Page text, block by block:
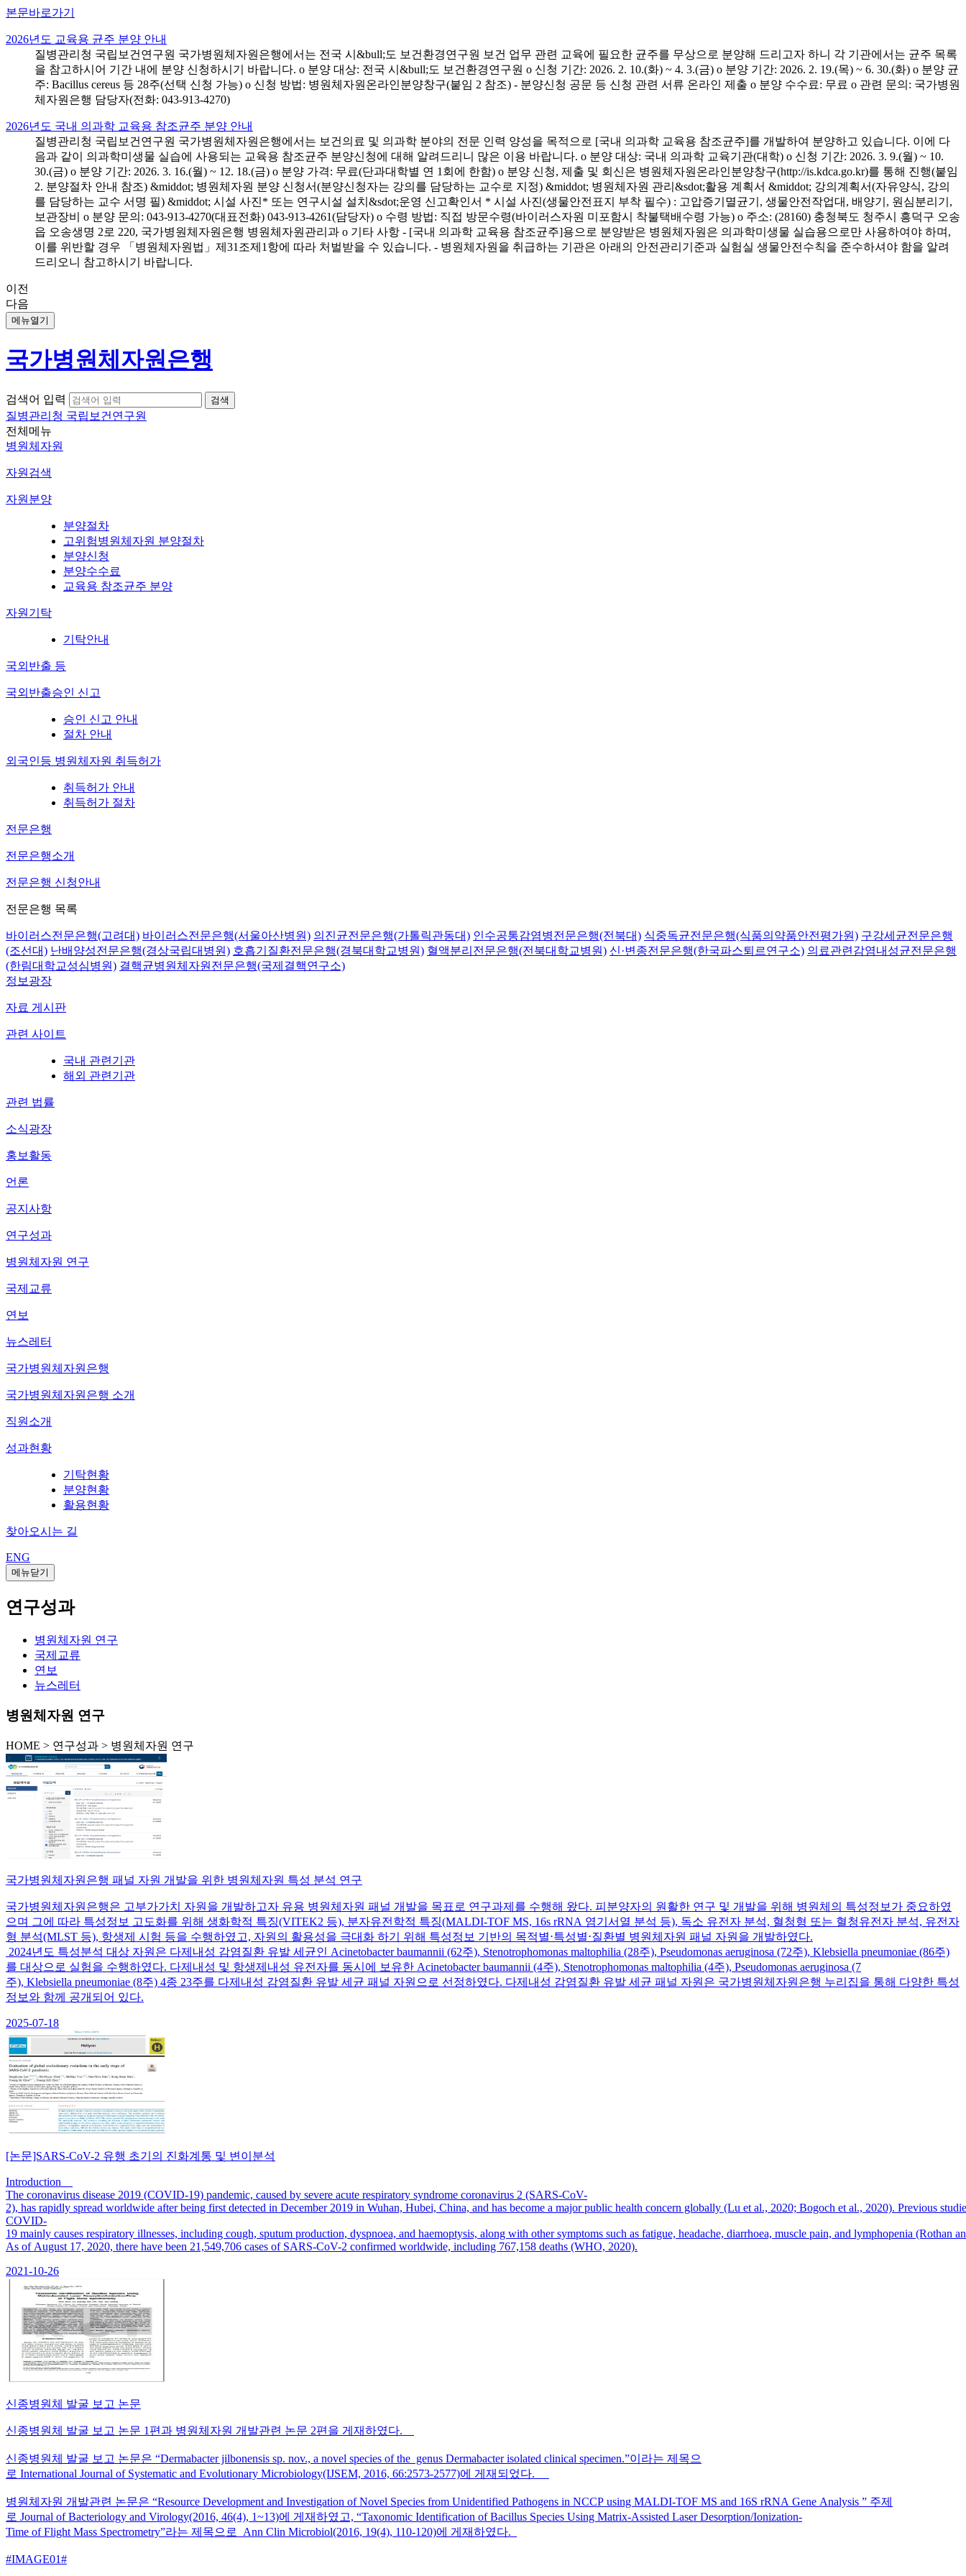
본문바로가기
2026년도 교육용 균주 분양 안내
질병관리청 국립보건연구원 국가병원체자원은행에서는 전국 시&bull;도 보건환경연구원 보건 업무 관련 교육에 필요한 균주를 무상으로 분양해 드리고자 하니 각 기관에서는 균주 목록
을 참고하시어 기간 내에 분양 신청하시기 바랍니다. o 분양 대상: 전국 시&bull;도 보건환경연구원 o 신청 기간: 2026. 2. 10.(화) ~ 4. 3.(금) o 분양 기간: 2026. 2. 19.(목) ~ 6. 30.(화) o 분양 균
주: Bacillus cereus 등 28주(선택 신청 가능) o 신청 방법: 병원체자원온라인분양창구(붙임 2 참조) - 분양신청 공문 등 신청 관련 서류 온라인 제출 o 분양 수수료: 무료 o 관련 문의: 국가병원
체자원은행 담당자(전화: 043-913-4270)
2026년도 국내 의과학 교육용 참조균주 분양 안내
질병관리청 국립보건연구원 국가병원체자원은행에서는 보건의료 및 의과학 분야의 전문 인력 양성을 목적으로 [국내 의과학 교육용 참조균주]를 개발하여 분양하고 있습니다. 이에 다
음과 같이 의과학미생물 실습에 사용되는 교육용 참조균주 분양신청에 대해 알려드리니 많은 이용 바랍니다. o 분양 대상: 국내 의과학 교육기관(대학) o 신청 기간: 2026. 3. 9.(월) ~ 10.
30.(금) o 분양 기간: 2026. 3. 16.(월) ~ 12. 18.(금) o 분양 가격: 무료(단과대학별 연 1회에 한함) o 분양 신청, 제출 및 회신은 병원체자원온라인분양창구(http://is.kdca.go.kr)를 통해 진행(붙임
2. 분양절차 안내 참조) &middot; 병원체자원 분양 신청서(분양신청자는 강의를 담당하는 교수로 지정) &middot; 병원체자원 관리&sdot;활용 계획서 &middot; 강의계획서(자유양식, 강의
를 담당하는 교수 서명 필) &middot; 시설 사진* 또는 연구시설 설치&sdot;운영 신고확인서 * 시설 사진(생물안전표지 부착 필수) : 고압증기멸균기, 생물안전작업대, 배양기, 원심분리기,
보관장비 o 분양 문의: 043-913-4270(대표전화) 043-913-4261(담당자) o 수령 방법: 직접 방문수령(바이러스자원 미포함시 착불택배수령 가능) o 주소: (28160) 충청북도 청주시 흥덕구 오송
읍 오송생명 2로 220, 국가병원체자원은행 병원체자원관리과 o 기타 사항 - [국내 의과학 교육용 참조균주]용으로 분양받은 병원체자원은 의과학미생물 실습용으로만 사용하여야 하며,
이를 위반할 경우 「병원체자원법」제31조제1항에 따라 처벌받을 수 있습니다. - 병원체자원을 취급하는 기관은 아래의 안전관리기준과 실험실 생물안전수칙을 준수하셔야 함을 알려
드리오니 참고하시기 바랍니다.
이전
다음
메뉴열기
국가병원체자원은행
검색어 입력
질병관리청 국립보건연구원
전체메뉴
병원체자원
자원검색
자원분양
분양절차
고위험병원체자원 분양절차
분양신청
분양수수료
교육용 참조균주 분양
자원기탁
기탁안내
국외반출 등
국외반출승인 신고
승인 신고 안내
절차 안내
외국인등 병원체자원 취득허가
취득허가 안내
취득허가 절차
전문은행
전문은행소개
전문은행 신청안내
전문은행 목록
바이러스전문은행(고려대) 바이러스전문은행(서울아산병원) 의진균전문은행(가톨릭관동대) 인수공통감염병전문은행(전북대) 식중독균전문은행(식품의약품안전평가원) 구강세균전문은행
(조선대) 난배양성전문은행(경상국립대병원) 호흡기질환전문은행(경북대학교병원) 혈액분리전문은행(전북대학교병원) 신·변종전문은행(한국파스퇴르연구소) 의료관련감염내성균전문은행
(한림대학교성심병원) 결핵균병원체자원전문은행(국제결핵연구소)
정보광장
자료 게시판
관련 사이트
국내 관련기관
해외 관련기관
관련 법률
소식광장
홍보활동
언론
공지사항
연구성과
병원체자원 연구
국제교류
연보
뉴스레터
국가병원체자원은행
국가병원체자원은행 소개
직원소개
성과현황
기탁현황
분양현황
활용현황
찾아오시는 길
ENG
메뉴닫기
연구성과
병원체자원 연구
국제교류
연보
뉴스레터
병원체자원 연구
HOME > 연구성과 > 병원체자원 연구
국가병원체자원은행 패널 자원 개발을 위한 병원체자원 특성 분석 연구
국가병원체자원은행은 고부가가치 자원을 개발하고자 유용 병원체자원 패널 개발을 목표로 연구과제를 수행해 왔다. 피분양자의 원활한 연구 및 개발을 위해 병원체의 특성정보가 중요하였
으며 그에 따라 특성정보 고도화를 위해 생화학적 특징(VITEK2 등), 분자유전학적 특징(MALDI-TOF MS, 16s rRNA 염기서열 분석 등), 독소 유전자 분석, 혈청형 또는 혈청유전자 분석, 유전자
형 분석(MLST 등), 항생제 시험 등을 수행하였고, 자원의 활용성을 극대화 하기 위해 특성정보 기반의 목적별⋅특성별⋅질환별 병원체자원 패널 자원을 개발하였다.
2024년도 특성분석 대상 자원은 다제내성 감염질환 유발 세균인 Acinetobacter baumannii (62주), Stenotrophomonas maltophilia (28주), Pseudomonas aeruginosa (72주), Klebsiella pneumoniae (86주)
를 대상으로 실험을 수행하였다. 다제내성 및 항생제내성 유전자를 동시에 보유한 Acinetobacter baumannii (4주), Stenotrophomonas maltophilia (4주), Pseudomonas aeruginosa (7
주), Klebsiella pneumoniae (8주) 4종 23주를 다제내성 감염질환 유발 세균 패널 자원으로 선정하였다. 다제내성 감염질환 유발 세균 패널 자원은 국가병원체자원은행 누리집을 통해 다양한 특성
정보와 함께 공개되어 있다.
2025-07-18
[논문]SARS-CoV-2 유행 초기의 진화계통 및 변이분석
Introduction
The coronavirus disease 2019 (COVID-19) pandemic, caused by severe acute respiratory syndrome coronavirus 2 (SARS-CoV-
2), has rapidly spread worldwide after being first detected in December 2019 in Wuhan, Hubei, China, and has become a major public health concern globally (Lu et al., 2020; Bogoch et al., 2020). Previous
COVID-
19 mainly causes respiratory illnesses, including cough, sputum production, dyspnoea, and haemoptysis, along with other symptoms such as fatigue, headache, diarrhoea, muscle pain, and lymphopenia (Rothan
As of August 17, 2020, there have been 21,549,706 cases of SARS-CoV-2 confirmed worldwide, including 767,158 deaths (WHO, 2020).
2021-10-26
신종병원체 발굴 보고 논문
신종병원체 발굴 보고 논문 1편과 병원체자원 개발관련 논문 2편을 게재하였다.
신종병원체 발굴 보고 논문은 “Dermabacter jilbonensis sp. nov., a novel species of the genus Dermabacter isolated clinical specimen.”이라는 제목으
로 International Journal of Systematic and Evolutionary Microbiology(IJSEM, 2016, 66:2573-2577)에 게재되었다.
병원체자원 개발관련 논문은 “Resource Development and Investigation of Novel Species from Unidentified Pathogens in NCCP using MALDI-TOF MS and 16S rRNA Gene Analysis ” 주제
로 Journal of Bacteriology and Virology(2016, 46(4), 1~13)에 게재하였고, “Taxonomic Identification of Bacillus Species Using Matrix-Assisted Laser Desorption/Ionization-
Time of Flight Mass Spectrometry”라는 제목으로 Ann Clin Microbiol(2016, 19(4), 110-120)에 게재하였다.
#IMAGE01#